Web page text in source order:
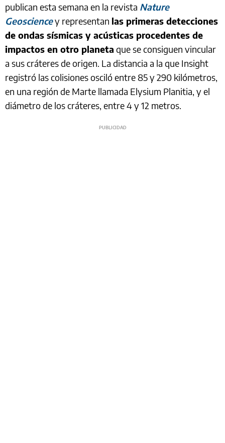
publican esta semana en la revista Nature
Geosciencey representan las primeras detecciones
de ondas sísmicas y acústicas procedentes de
impactos en otro planeta que se consiguen vincular
a sus cráteres de origen. La distancia a la que Insight
registró las colisiones osciló entre 85 y 290 kilómetros,
en una región de Marte llamada Elysium Planitia, y el
diámetro de los cráteres, entre 4 y 12 metros.